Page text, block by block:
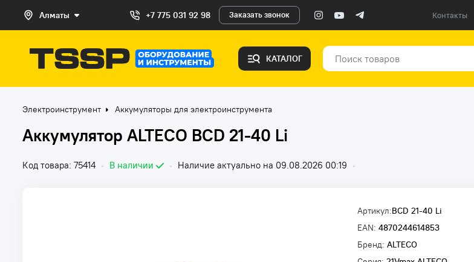
Алматы +7 775 031 92 98 Заказать звонок Контакты
КАТАЛОГ
Электроинструмент Аккумуляторы для электроинструмента
Аккумулятор ALTECO BCD 21-40 Li
Код товара: 75414 • В наличии • Наличие актуально на 09.08.2026 00:19 •
Артикул:BCD 21-40 Li
EAN: 4870244614853
Бренд: ALTECO